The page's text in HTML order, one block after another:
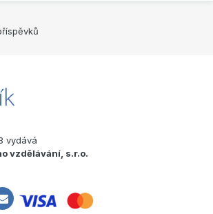
vydává
vzdělávání, s.r.o.